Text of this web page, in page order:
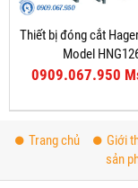
Thiết bị đóng cắt
Model
0909.067.950
Trang chủ Giới
sản